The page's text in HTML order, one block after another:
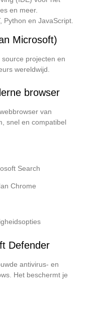
en meer.
Python en JavaScript.
Microsoft)
projecten en
wereldwijd.
browser
van
snel en compatibel
Search
Chrome
Defender
antivirus- en
Het beschermt je